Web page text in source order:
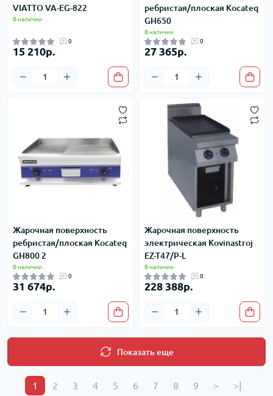
VIATTO VA-EG-822
В наличии
0
15 210р.
ребристая/плоская Kocateq
GH650
В наличии
0
27 365р.
Жарочная поверхность
ребристая/плоская Kocateq
GH800 2
В наличии
0
31 674р.
Жарочная поверхность
электрическая Kovinastroj
EZ-T47/P-L
В наличии
0
228 388р.
Показать еще
1 2 3 4 5 6 7 8 9 > >|